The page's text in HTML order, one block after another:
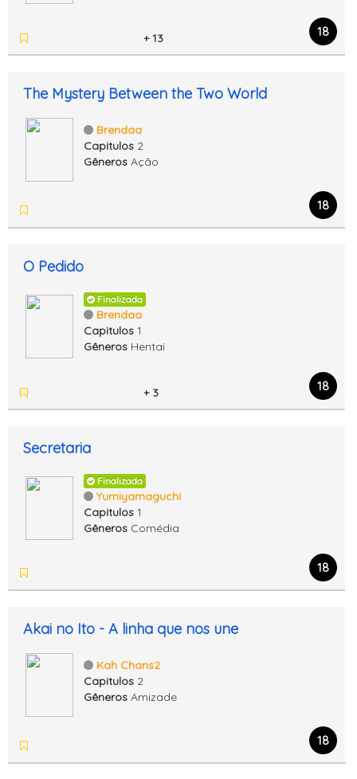
+ 13 18
The Mystery Between the Two World
Brendaa
Capitulos 2
Gêneros Ação
18
O Pedido
Finalizada
Brendaa
Capitulos 1
Gêneros Hentai
+ 3 18
Secretaria
Finalizada
Yumiyamaguchi
Capitulos 1
Gêneros Comédia
18
Akai no Ito - A linha que nos une
Kah Chans2
Capitulos 2
Gêneros Amizade
18